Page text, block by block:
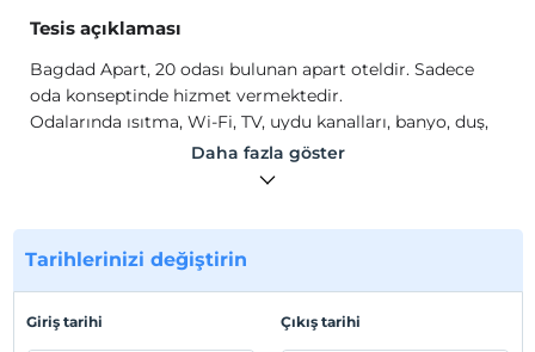
Tesis açıklaması
Bagdad Apart, 20 odası bulunan apart oteldir. Sadece
oda konseptinde hizmet vermektedir.
Odalarında ısıtma, Wi-Fi, TV, uydu kanalları, banyo, duş,
mutfak ve mutfak gereçleri gibi olanaklar mevcuttur.
Ordu Merkez'de konumlanmaktadır.
Haritada Göster
Daha fazla göster
Tarihlerinizi değiştirin
Giriş tarihi Çıkış tarihi